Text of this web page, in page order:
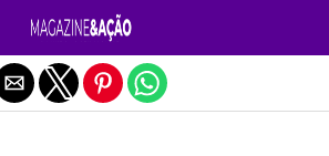
Sair da versão mobile